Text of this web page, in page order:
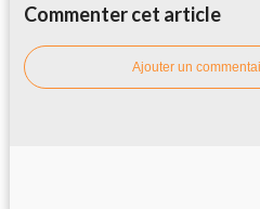
Commenter cet article
Ajouter un